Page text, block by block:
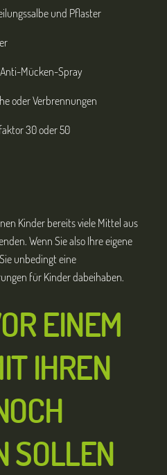
und Pflaster
Mücken-Spray
oder Verbrennungen
30 oder 50
Kinder bereits viele Mittel aus
Wenn Sie also Ihre eigene
unbedingt eine
für Kinder dabeihaben.
EINEM
IHREN
SOLLEN